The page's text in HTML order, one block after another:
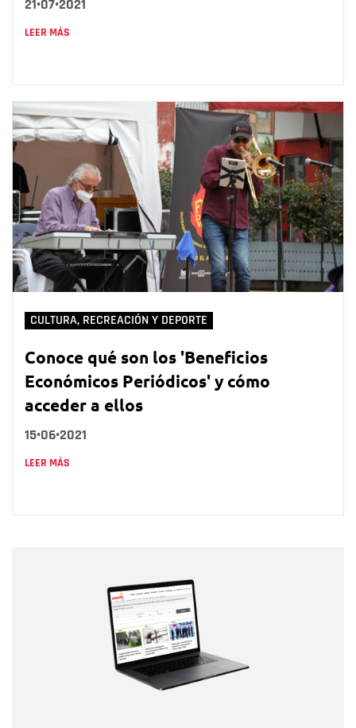
21•07•2021
LEER MÁS
CULTURA, RECREACIÓN Y DEPORTE
Conoce qué son los 'Beneficios
Económicos Periódicos' y cómo
acceder a ellos
15•06•2021
LEER MÁS
Correo electrónico
Tipo de comentario